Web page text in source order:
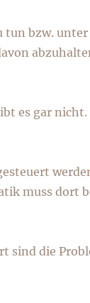
bzw.
es gar nicht.
muss dort
sind die